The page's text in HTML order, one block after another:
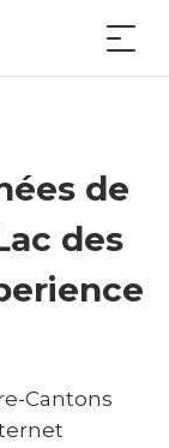
de
des
Cantons